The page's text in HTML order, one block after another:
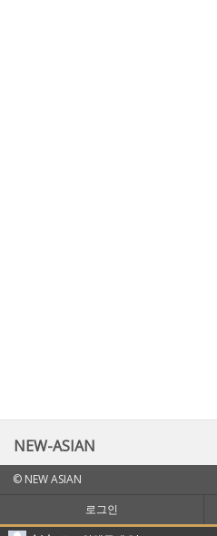
NEW-ASIAN
© NEW ASIAN
로그인